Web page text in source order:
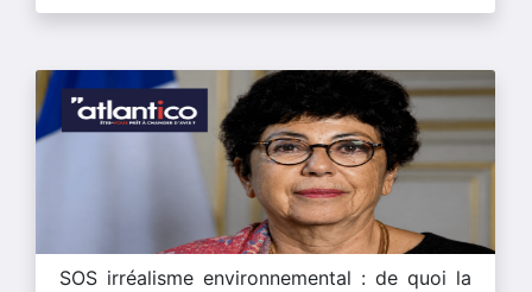
SOS irréalisme environnemental : de quoi la